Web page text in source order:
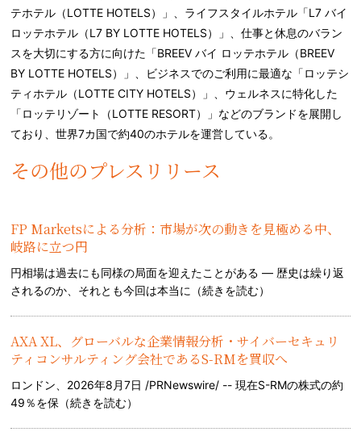
テホテル（LOTTE HOTELS）」、ライフスタイルホテル「L7 バイ
ロッテホテル（L7 BY LOTTE HOTELS）」、仕事と休息のバラン
スを大切にする方に向けた「BREEV バイ ロッテホテル（BREEV
BY LOTTE HOTELS）」、ビジネスでのご利用に最適な「ロッテシ
ティホテル（LOTTE CITY HOTELS）」、ウェルネスに特化した
「ロッテリゾート（LOTTE RESORT）」などのブランドを展開し
ており、世界7カ国で約40のホテルを運営している。
その他のプレスリリース
FP Marketsによる分析：市場が次の動きを見極める中、
岐路に立つ円
円相場は過去にも同様の局面を迎えたことがある — 歴史は繰り返
されるのか、それとも今回は本当に（続きを読む）
AXA XL、グローバルな企業情報分析・サイバーセキュリ
ティコンサルティング会社であるS-RMを買収へ
ロンドン、2026年8月7日 /PRNewswire/ -- 現在S-RMの株式の約
49％を保（続きを読む）